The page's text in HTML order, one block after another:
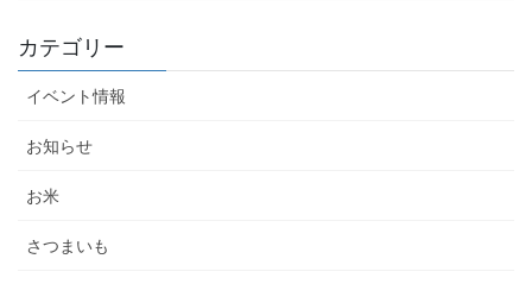
カテゴリー
イベント情報
お知らせ
お米
さつまいも